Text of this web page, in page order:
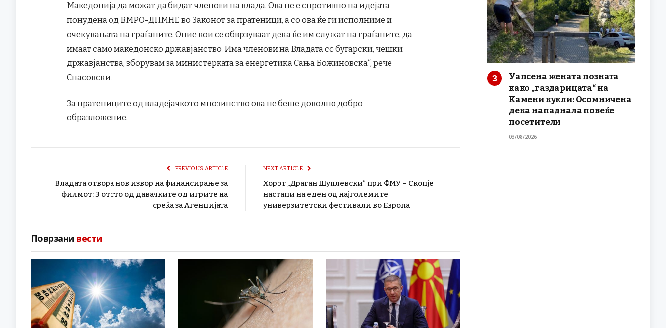
Македонија да можат да бидат членови на влада. Ова не е спротивно на идејата
понудена од ВМРО-ДПМНЕ во Законот за пратеници, а со ова ќе ги исполниме и
очекувањата на граѓаните. Оние кои се обврзуваат дека ќе им служат на граѓаните, да
имаат само македонско државјанство. Има членови на Владата со бугарски, чешки
државјанства, зборувам за министерката за енергетика Сања Божиновска“, рече
Спасовски.
За пратениците од владејачкото мнозинство ова не беше доволно добро
образложение.
PREVIOUS ARTICLE
Владата отвора нов извор на финансирање за
филмот: 3 oтсто од давачките од игрите на
среќа за Агенцијата
NEXT ARTICLE
Хорот „Драган Шуплевски“ при ФМУ – Скопје
настапи на еден од најголемите
универзитетски фестивали во Европа
Поврзани вести
Уапсена жената позната
како „газдарицата“ на
Камени кукли: Осомничена
дека нападнала повеќе
посетители
03/08/2026